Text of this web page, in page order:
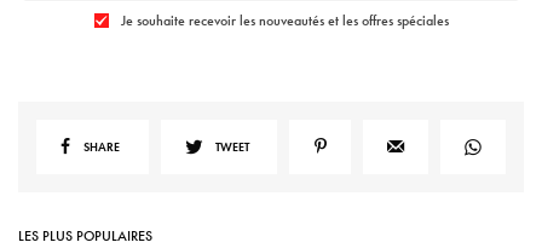
Je souhaite recevoir les nouveautés et les offres spéciales
SHARE TWEET
LES PLUS POPULAIRES